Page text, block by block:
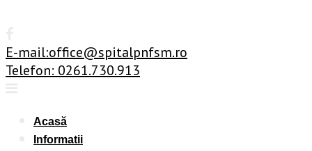
content
E-mail:office@spitalpnfsm.ro
Telefon: 0261.730.913
Acasă
Informatii